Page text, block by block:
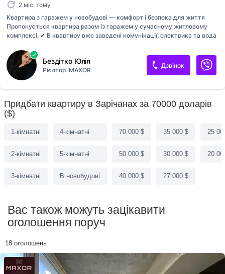
2 міс. тому
Квартира з гаражем у новобудові — комфорт і безпека для життя
Пропонується квартира разом із гаражем у сучасному житловому
комплексі. ✔ В квартиру вже заведені комунікації: електрика та вода
Переваги комплексу: • Закритий двір із відеоспостереженням •
Дитячий майданчик • Зона барбекю для відпочинку Локація: Поруч
усе необхідне для комфортного життя — супермаркети, заклади
харчування, будівельний магазин. 🌿 Тихий та спокійний район —
ідеальне місце для життя 📞 Зацікавив варіант? Телефонуйте —
домовимось про перегляд або підберемо найкращий варіант саме для
вас!
Бездітко Юлія
Рієлтор MAXOR
Дзвінок
Придбати квартиру в Зарічанах за 70000 доларів
($)
1-кімнатні
2-кімнатні
3-кімнатні
4-кімнатні
5-кімнатні
В новобудові
70 000 $
50 000 $
40 000 $
35 000 $
30 000 $
27 000 $
25
20
Вас також можуть зацікавити
оголошення поруч
18 оголошень